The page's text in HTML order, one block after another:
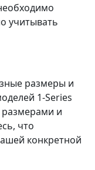
учитывать
размеры и
1-Series
размерами и
что
конкретной